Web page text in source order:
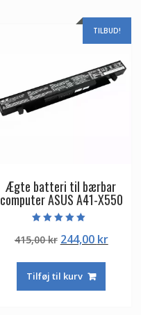
TILBUD!
Ægte batteri til bærbar
computer ASUS A41-X550
5.00
ud af 5
415,00kr Den
pris
var:
244,00 krDen
Tilføj til kurv